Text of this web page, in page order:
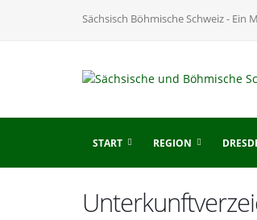
Sächsisch Böhmische Schweiz -
START REGION